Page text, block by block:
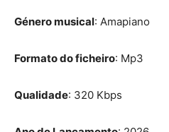
Género musical: Amapiano
Formato do ficheiro: Mp3
Qualidade: 320 Kbps